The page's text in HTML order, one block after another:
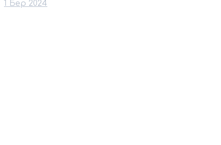
1 Бер 2024